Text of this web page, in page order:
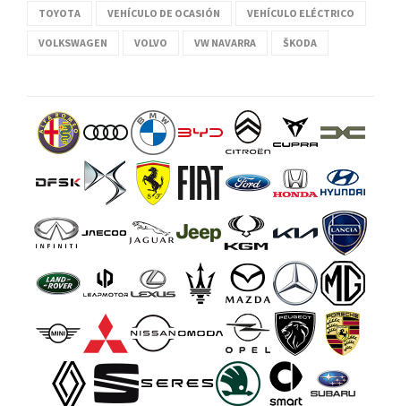
TOYOTA VEHÍCULO DE OCASIÓN VEHÍCULO ELÉCTRICO
VOLKSWAGEN VOLVO VW NAVARRA ŠKODA